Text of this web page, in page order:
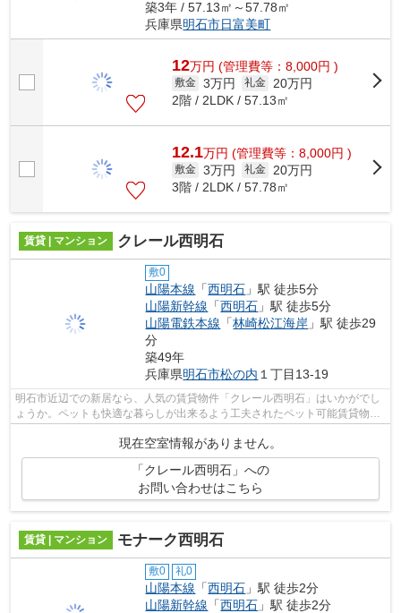
築3年 / 57.13㎡～57.78㎡
兵庫県明石市日富美町
12万円 (管理費等：8,000円 )
敷金 3万円 礼金
20万円
2階 / 2LDK / 57.13㎡
12.1万円 (管理費等：8,000円 )
敷金 3万円 礼金
20万円
3階 / 2LDK / 57.78㎡
賃貸 | マンション クレール西明石
敷0
山陽本線 「西明石 」駅 徒歩5分
山陽新幹線 「西明石 」駅 徒歩5分
山陽電鉄本線 「林崎松江海岸 」駅 徒歩29
分
築49年
兵庫県明石市松の内 １丁目13-19
明石市近辺での新居なら、人気の賃貸物件「クレール西明石」はいかがでし
ょうか。ペットも快適な暮らしが出来るよう工夫されたペット可能賃貸物
現在空室情報がありません。
「クレール西明石」への
お問い合わせはこちら
賃貸 | マンション モナーク西明石
敷0 礼0
山陽本線 「西明石 」駅 徒歩2分
山陽新幹線 「西明石 」駅 徒歩2分